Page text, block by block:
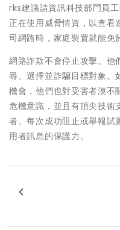
rks建議請資訊科技部門員
正在使用威脅情資，以查看
司網路時，家庭裝置就能免
網路詐欺不會停止攻擊。他
尋、選擇並詐騙目標對象。
機會，他們也對受害者漠不
危機意識，並且有頂尖技術
者。每次成功阻止或舉報試
用者訊息的保護力。